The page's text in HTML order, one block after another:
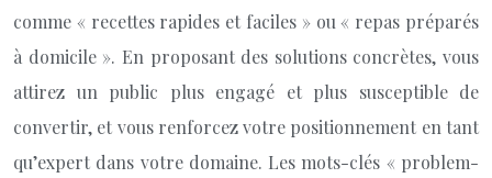
comme « recettes rapides et faciles » ou « repas préparés
à domicile ». En proposant des solutions concrètes, vous
attirez un public plus engagé et plus susceptible de
convertir, et vous renforcez votre positionnement en tant
qu’expert dans votre domaine. Les mots-clés « problem-